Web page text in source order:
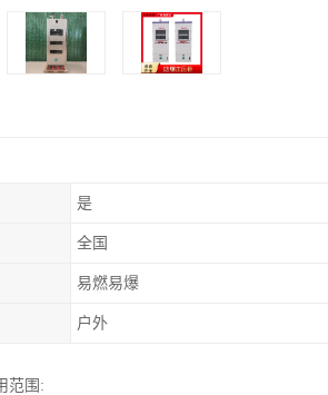
是
全国
易燃易爆
户外
范围: